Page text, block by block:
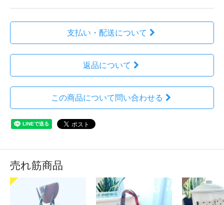
支払い・配送について
返品について
この商品について問い合わせる
売れ筋商品